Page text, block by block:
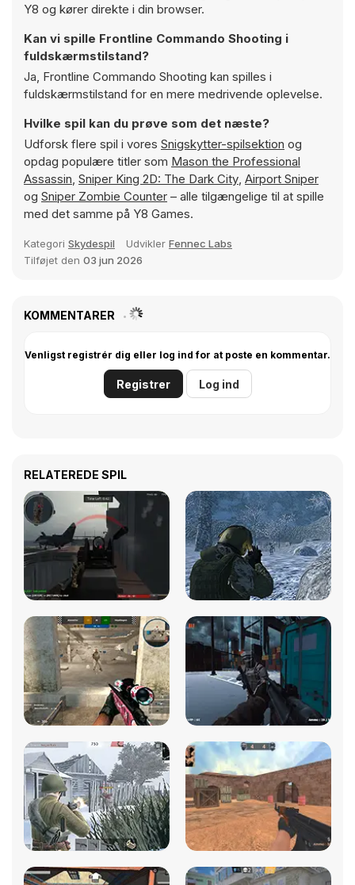
Y8 og kører direkte i din browser.
Kan vi spille Frontline Commando Shooting i
fuldskærmstilstand?
Ja, Frontline Commando Shooting kan spilles i
fuldskærmstilstand for en mere medrivende oplevelse.
Hvilke spil kan du prøve som det næste?
Udforsk flere spil i vores Snigskytter-spilsektion og
opdag populære titler som Mason the Professional
Assassin, Sniper King 2D: The Dark City, Airport Sniper
og Sniper Zombie Counter – alle tilgængelige til at spille
med det samme på Y8 Games.
Kategori Skydespil Udvikler Fennec Labs
Tilføjet den 03 jun 2026
KOMMENTARER
Venligst registrér dig eller log ind for at poste en kommentar.
Registrer Log ind
RELATEREDE SPIL